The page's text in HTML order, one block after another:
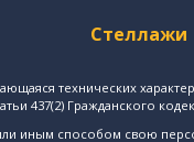
Стеллажи
технических
437(2) Гражданского
или иным способом свою